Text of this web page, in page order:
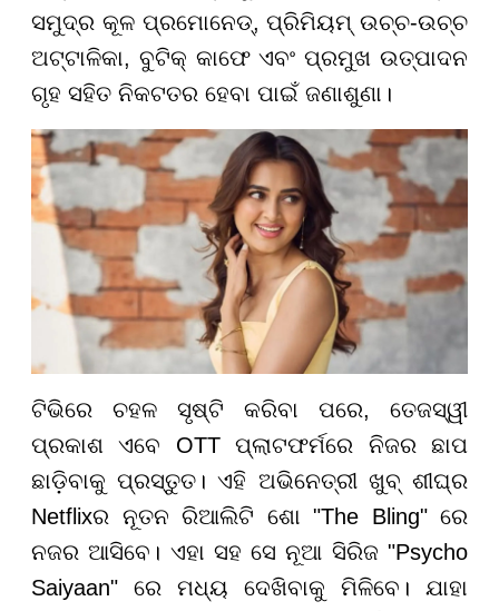
ସମୁଦ୍ର କୂଳ ପ୍ରମୋନେଡ୍, ପ୍ରିମିୟମ୍ ଉଚ୍ଚ-ଉଚ୍ଚ
ଅଟ୍ଟାଳିକା, ବୁଟିକ୍ କାଫେ ଏବଂ ପ୍ରମୁଖ ଉତ୍ପାଦନ
ଗୃହ ସହିତ ନିକଟତର ହେବା ପାଇଁ ଜଣାଶୁଣା।
ଟିଭିରେ ଚହଳ ସୃଷ୍ଟି କରିବା ପରେ, ତେଜସ୍ୱୀ
ପ୍ରକାଶ ଏବେ OTT ପ୍ଲାଟଫର୍ମରେ ନିଜର ଛାପ
ଛାଡ଼ିବାକୁ ପ୍ରସ୍ତୁତ। ଏହି ଅଭିନେତ୍ରୀ ଖୁବ୍ ଶୀଘ୍ର
Netflixର ନୂତନ ରିଆଲିଟି ଶୋ "The Bling" ରେ
ନଜର ଆସିବେ। ଏହା ସହ ସେ ନୂଆ ସିରିଜ "Psycho
Saiyaan" ରେ ମଧ୍ୟ ଦେଖିବାକୁ ମିଳିବେ। ଯାହା